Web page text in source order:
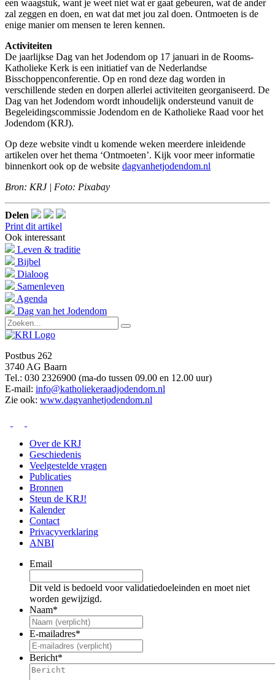
een waagstuk, want je weet niet wat er gaat gebeuren, wat de ander
zal zeggen en doen, en wat dat met jou zal doen. Ontmoeten is de
enige manier om mensen te leren kennen.
Activiteiten
De jaarlijkse Dag van het Jodendom op 17 januari in de Rooms-
Katholieke Kerk is een initiatief van de Nederlandse
Bisschoppenconferentie. Op en rond deze dag worden in
verschillende steden en dorpen allerlei activiteiten georganiseerd. De
Dag van het Jodendom wordt inhoudelijk ondersteund vanuit de
Begeleidingscommissie Jodendom en de Katholieke Raad voor het
Jodendom (KRJ).
Op deze website vindt u komende weken meerdere inleidende
artikelen over het thema ‘Ontmoeten’. Kijk voor meer informatie
binnenkort ook op de website dagvanhetjodendom.nl
Bron: KRJ | Foto: Pixabay
Delen
Print dit artikel
Ook interessant
Leven & traditie
Bijbel
Dialoog
Samenleven
Agenda
Dag van het Jodendom
Postbus 262
3740 AG Baarn
Tel.: 030 2326900 (ma-do tussen 09.00 en 12.00 uur)
E-mail: info@katholiekeraadjodendom.nl
Zie ook: www.dagvanhetjodendom.nl
Over de KRJ
Geschiedenis
Veelgestelde vragen
Publicaties
Bronnen
Steun de KRJ!
Kalender
Contact
Privacyverklaring
ANBI
Email
Dit veld is bedoeld voor validatiedoeleinden en moet niet
worden gewijzigd.
Naam*
E-mailadres*
Bericht*